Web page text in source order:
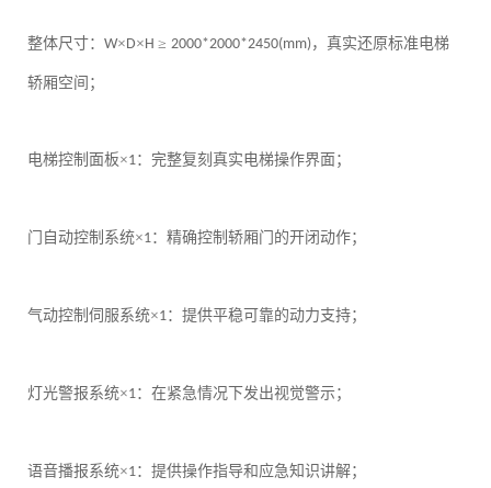
整体尺寸： W× D× H ≥ 2000*2000*2450(mm)，真实还原标准电梯
轿厢空间；
电梯控制面板×1：完整复刻真实电梯操作界面；
门自动控制系统×1：精确控制轿厢门的开闭动作；
气动控制伺服系统×1：提供平稳可靠的动力支持；
灯光警报系统×1：在紧急情况下发出视觉警示；
语音播报系统×1：提供操作指导和应急知识讲解；